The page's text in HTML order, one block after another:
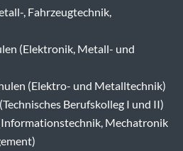
, Fahrzeugtechnik,
(Elektronik, Metall- und
(Elektro- und Metalltechnik)
Berufskolleg I und II)
Mechatronik